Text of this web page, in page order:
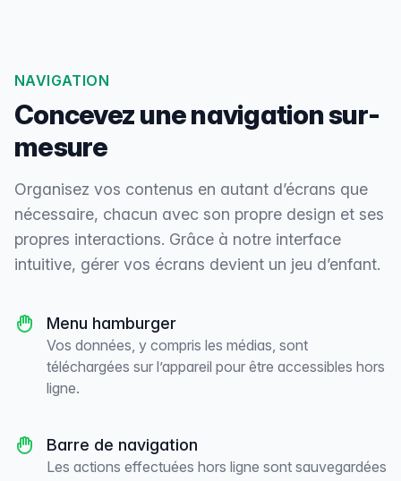
NAVIGATION
Concevez une navigation sur-
mesure
Organisez vos contenus en autant d’écrans que
nécessaire, chacun avec son propre design et ses
propres interactions. Grâce à notre interface
intuitive, gérer vos écrans devient un jeu d’enfant.
Menu hamburger
Vos données, y compris les médias, sont
téléchargées sur l’appareil pour être accessibles hors
ligne.
Barre de navigation
Les actions effectuées hors ligne sont sauvegardées